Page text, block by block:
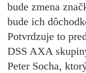
bude zmena
bude ich
Potvrdzuje to
DSS AXA
Peter Socha,